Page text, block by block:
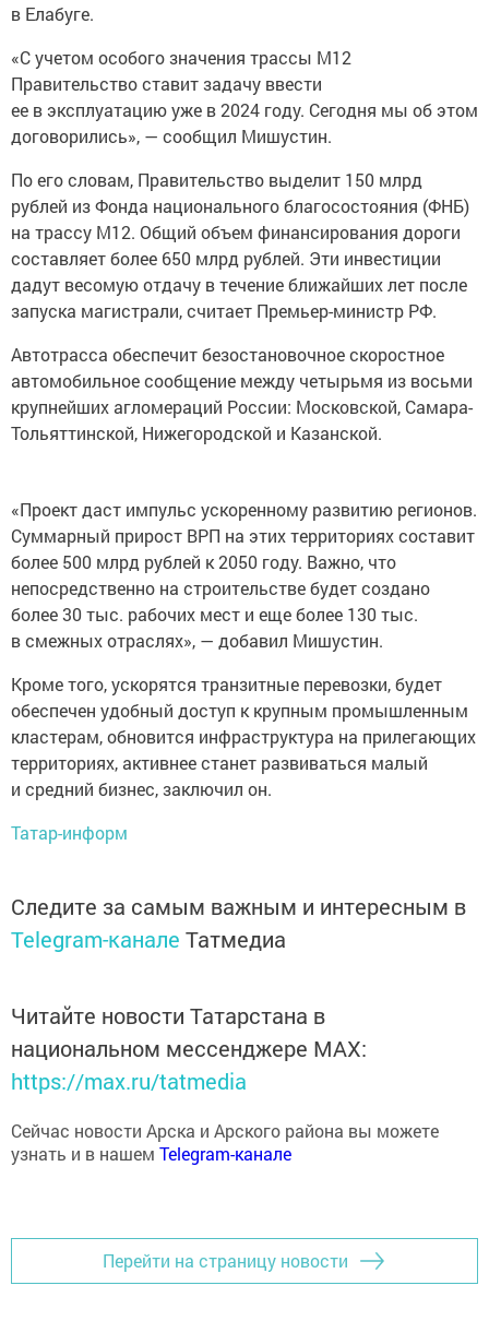
в Елабуге.
«С учетом особого значения трассы М12
Правительство ставит задачу ввести
ее в эксплуатацию уже в 2024 году. Сегодня мы об этом
договорились», — сообщил Мишустин.
По его словам, Правительство выделит 150 млрд
рублей из Фонда национального благосостояния (ФНБ)
на трассу М12. Общий объем финансирования дороги
составляет более 650 млрд рублей. Эти инвестиции
дадут весомую отдачу в течение ближайших лет после
запуска магистрали, считает Премьер-министр РФ.
Автотрасса обеспечит безостановочное скоростное
автомобильное сообщение между четырьмя из восьми
крупнейших агломераций России: Московской, Самара-
Тольяттинской, Нижегородской и Казанской.
«Проект даст импульс ускоренному развитию регионов.
Суммарный прирост ВРП на этих территориях составит
более 500 млрд рублей к 2050 году. Важно, что
непосредственно на строительстве будет создано
более 30 тыс. рабочих мест и еще более 130 тыс.
в смежных отраслях», — добавил Мишустин.
Кроме того, ускорятся транзитные перевозки, будет
обеспечен удобный доступ к крупным промышленным
кластерам, обновится инфраструктура на прилегающих
территориях, активнее станет развиваться малый
и средний бизнес, заключил он.
Татар-информ
Следите за самым важным и интересным в
Telegram-канале Татмедиа
Читайте новости Татарстана в
национальном мессенджере MАХ:
https://max.ru/tatmedia
Сейчас новости Арска и Арского района вы можете
узнать и в нашем Telegram-канале
Перейти на страницу новости